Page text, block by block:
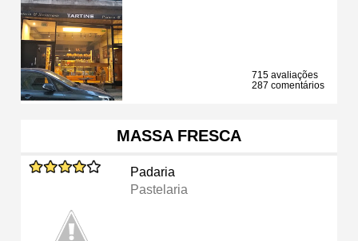
715 avaliações
287 comentários
MASSA FRESCA
Padaria
Pastelaria